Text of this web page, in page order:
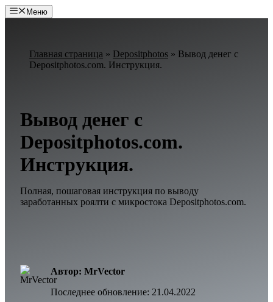
Перейти
к
Меню
Главная страница » Depositphotos » Вывод денег с
Depositphotos.com. Инструкция.
Вывод денег с
Depositphotos.com.
Инструкция.
Полная, пошаговая инструкция по выводу
заработанных роялти с микростока Depositphotos.com.
Автор: MrVector
Последнее обновление: 21.04.2022